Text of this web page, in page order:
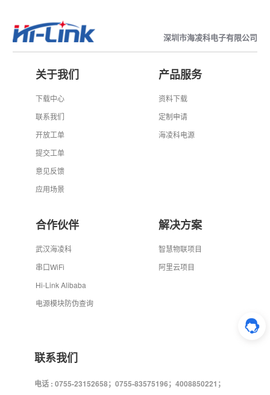
深圳市海凌科电子有限公司
关于我们
下载中心
联系我们
开放工单
提交工单
意见反馈
应用场景
产品服务
资料下载
定制申请
海凌科电源
合作伙伴
武汉海凌科
串口WiFi
Hi-Link Alibaba
电源模块防伪查询
解决方案
智慧物联项目
阿里云项目
联系我们
电话 : 0755-23152658；0755-83575196；4008850221；